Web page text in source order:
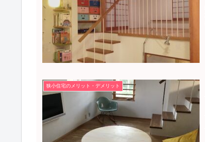
狭小住宅のメリット・デメリット